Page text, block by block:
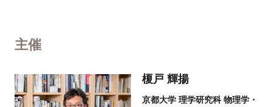
主催
榎戸 輝揚
京都大学 理学研究科 物理学・